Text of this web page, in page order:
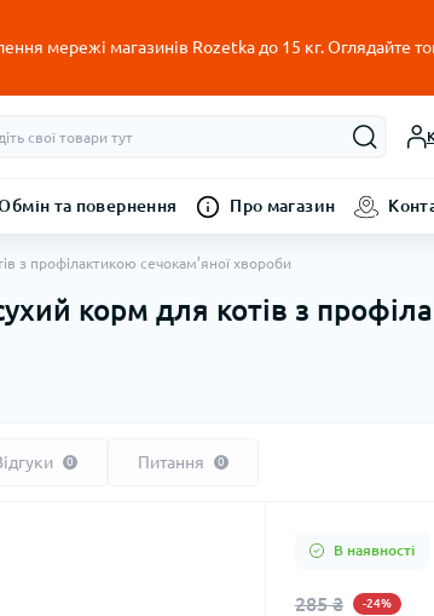
мережі магазинів Rozetka до 15 кг. Оглядайте
та повернення Про магазин
з профілактикою сечокам’яної хвороби
корм для котів з
0 Питання 0
В наявності
285 ₴ -24%